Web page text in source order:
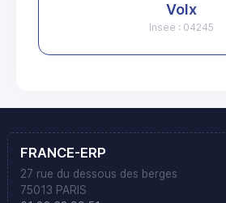
Volx
Insee : 04245
FRANCE-ERP
27 rue du dessous des berges
75013 PARIS